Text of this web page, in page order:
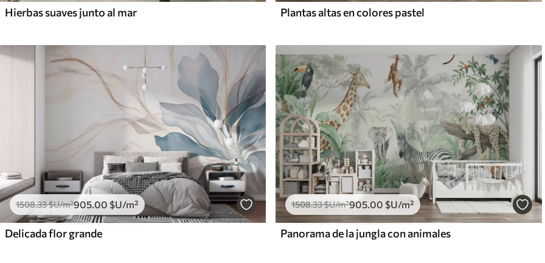
Hierbas suaves junto al mar Plantas altas en colores pastel
1508.33$U/m²905.00 $U/m²
Delicada flor grande
1508.33$U/m²905 .00 $U/m²
Panorama de la jungla con animales